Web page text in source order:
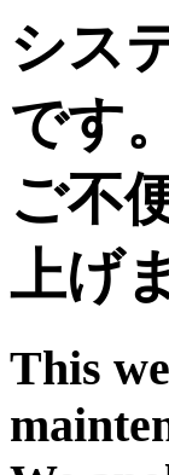
シス
です。
ご不
上げ
This